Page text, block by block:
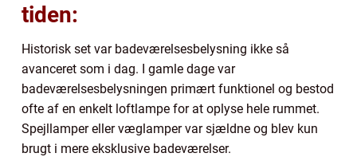
tiden:
Historisk set var badeværelsesbelysning ikke så
avanceret som i dag. I gamle dage var
badeværelsesbelysningen primært funktionel og bestod
ofte af en enkelt loftlampe for at oplyse hele rummet.
Spejllamper eller væglamper var sjældne og blev kun
brugt i mere eksklusive badeværelser.